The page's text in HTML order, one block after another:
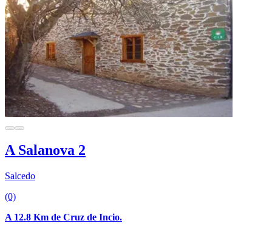
A Salanova 2
Salcedo
(0)
A 12.8 Km de Cruz de Incio.